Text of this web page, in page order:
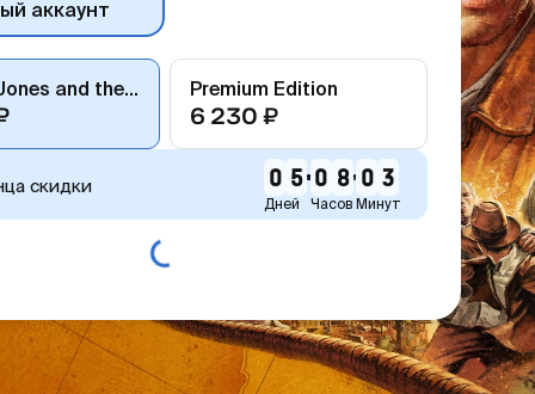
аккаунт
Indiana Jones and the Great Circle Premium Edition
6 230 ₽
скидки 0 5
Дней
0 8
Часов
0 3
Минут